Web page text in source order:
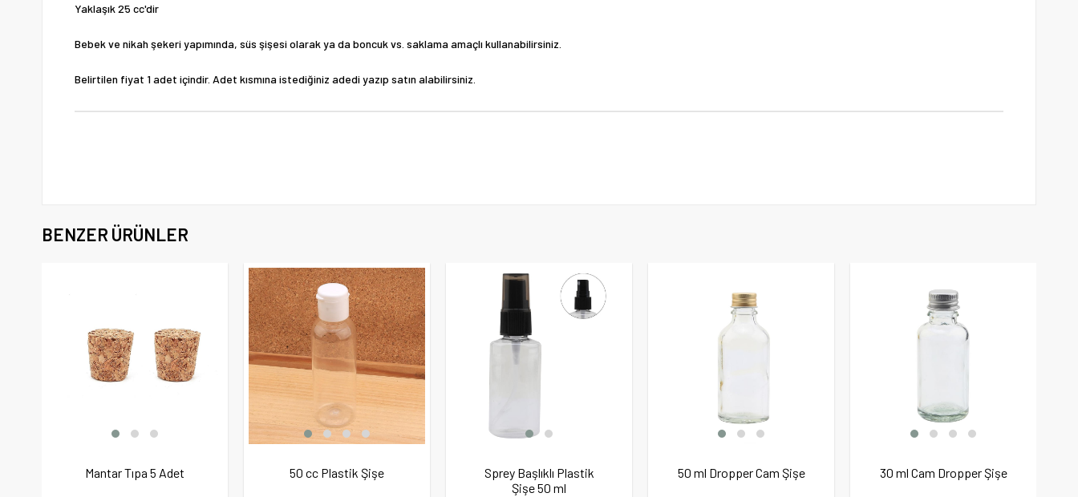
Yaklaşık 25 cc'dir
Bebek ve nikah şekeri yapımında, süs şişesi olarak ya da boncuk vs. saklama amaçlı kullanabilirsiniz.
Belirtilen fiyat 1 adet içindir. Adet kısmına istediğiniz adedi yazıp satın alabilirsiniz.
BENZER ÜRÜNLER
Mantar Tıpa 5 Adet 50 cc Plastik Şişe
Sprey Başlıklı Plastik
Şişe 50 ml
50 ml Dropper Cam Şişe 30 ml Cam Dropper Şişe